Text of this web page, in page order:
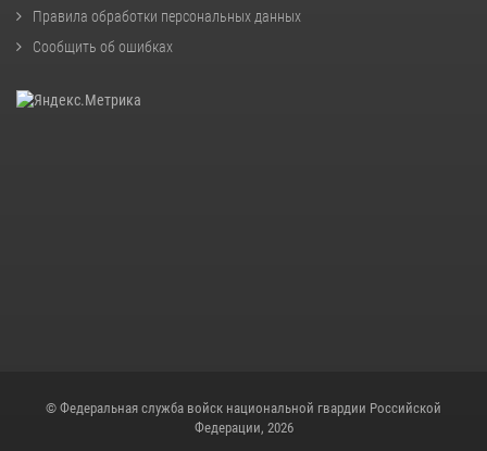
Правила обработки персональных данных
Сообщить об ошибках
© Федеральная служба войск национальной гвардии Российской
Федерации, 2026